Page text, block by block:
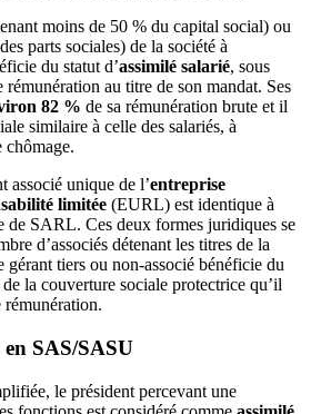
moins de 50 % du capital social) ou
parts sociales) de la société à
du statut d’assimilé salarié, sous
rémunération au titre de son mandat. Ses
82 % de sa rémunération brute et il
similaire à celle des salariés, à
chômage.
associé unique de l’entreprise
limitée (EURL) est identique à
de SARL. Ces deux formes juridiques se
d’associés détenant les titres de la
tiers ou non-associé bénéficie du
la couverture sociale protectrice qu’il
rémunération.
en SAS/SASU
le président percevant une